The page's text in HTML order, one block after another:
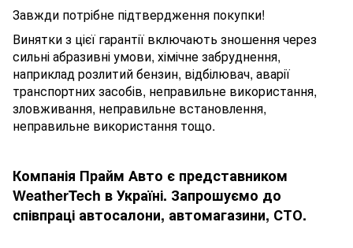
Завжди потрібне підтвердження покупки!
Винятки з цієї гарантії включають зношення через
сильні абразивні умови, хімічне забруднення,
наприклад розлитий бензин, відбілювач, аварії
транспортних засобів, неправильне використання,
зловживання, неправильне встановлення,
неправильне використання тощо.
Компанія Прайм Авто є представником
WeatherTech в Україні. Запрошуємо до
співпраці автосалони, автомагазини, СТО.